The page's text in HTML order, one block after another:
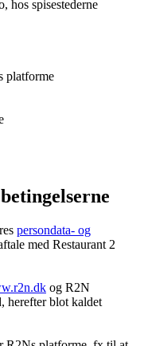
hos spisestederne
platforme
persondata- og
med Restaurant 2
og R2N
herefter blot kaldet